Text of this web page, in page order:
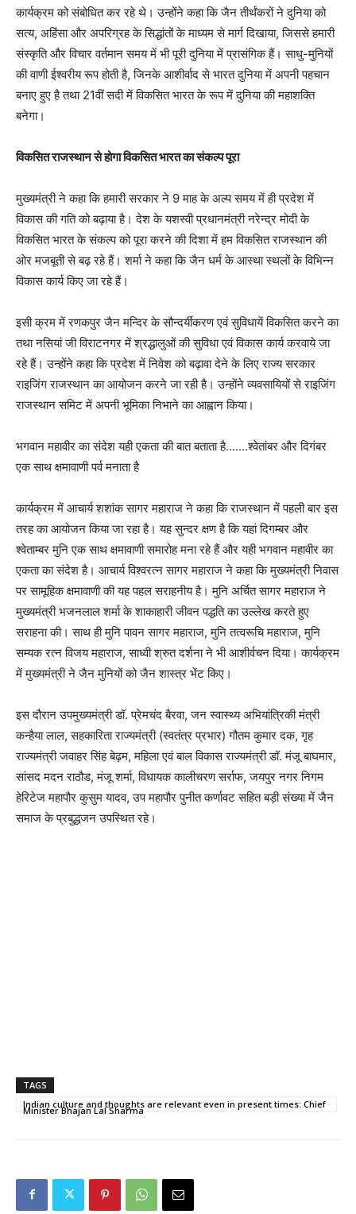
कार्यक्रम को संबोधित कर रहे थे। उन्होंने कहा कि जैन तीर्थंकरों ने दुनिया को
सत्य, अहिंसा और अपरिग्रह के सिद्धांतों के माध्यम से मार्ग दिखाया, जिससे हमारी
संस्कृति और विचार वर्तमान समय में भी पूरी दुनिया में प्रासंगिक हैं। साधु-मुनियों
की वाणी ईश्वरीय रूप होती है, जिनके आशीर्वाद से भारत दुनिया में अपनी पहचान
बनाए हुए है तथा 21वीं सदी में विकसित भारत के रूप में दुनिया की महाशक्ति
बनेगा।
विकसित राजस्थान से होगा विकसित भारत का संकल्प पूरा
मुख्यमंत्री ने कहा कि हमारी सरकार ने 9 माह के अल्प समय में ही प्रदेश में
विकास की गति को बढ़ाया है। देश के यशस्वी प्रधानमंत्री नरेन्द्र मोदी के
विकसित भारत के संकल्प को पूरा करने की दिशा में हम विकसित राजस्थान की
ओर मजबूती से बढ़ रहे हैं। शर्मा ने कहा कि जैन धर्म के आस्था स्थलों के विभिन्न
विकास कार्य किए जा रहे हैं।
इसी क्रम में रणकपुर जैन मन्दिर के सौन्दर्यीकरण एवं सुविधायें विकसित करने का
तथा नसियां जी विराटनगर में श्रद्धालुओं की सुविधा एवं विकास कार्य करवाये जा
रहे हैं। उन्होंने कहा कि प्रदेश में निवेश को बढ़ावा देने के लिए राज्य सरकार
राइजिंग राजस्थान का आयोजन करने जा रही है। उन्होंने व्यवसायियों से राइजिंग
राजस्थान समिट में अपनी भूमिका निभाने का आह्वान किया।
भगवान महावीर का संदेश यही एकता की बात बताता है…….श्वेतांबर और दिगंबर
एक साथ क्षमावाणी पर्व मनाता है
कार्यक्रम में आचार्य शशांक सागर महाराज ने कहा कि राजस्थान में पहली बार इस
तरह का आयोजन किया जा रहा है। यह सुन्दर क्षण है कि यहां दिगम्बर और
श्वेताम्बर मुनि एक साथ क्षमावाणी समारोह मना रहे हैं और यही भगवान महावीर का
एकता का संदेश है। आचार्य विश्वरत्न सागर महाराज ने कहा कि मुख्यमंत्री निवास
पर सामूहिक क्षमावाणी की यह पहल सराहनीय है। मुनि अर्चित सागर महाराज ने
मुख्यमंत्री भजनलाल शर्मा के शाकाहारी जीवन पद्धति का उल्लेख करते हुए
सराहना की। साथ ही मुनि पावन सागर महाराज, मुनि तत्वरूचि महाराज, मुनि
सम्यक रत्न विजय महाराज, साध्वी श्रुत दर्शना ने भी आशीर्वचन दिया। कार्यक्रम
में मुख्यमंत्री ने जैन मुनियों को जैन शास्त्र भेंट किए।
इस दौरान उपमुख्यमंत्री डॉ. प्रेमचंद बैरवा, जन स्वास्थ्य अभियांत्रिकी मंत्री
कन्हैया लाल, सहकारिता राज्यमंत्री (स्वतंत्र प्रभार) गौतम कुमार दक, गृह
राज्यमंत्री जवाहर सिंह बेढ़म, महिला एवं बाल विकास राज्यमंत्री डॉ. मंजू बाघमार,
सांसद मदन राठौड, मंजू शर्मा, विधायक कालीचरण सर्राफ, जयपुर नगर निगम
हेरिटेज महापौर कुसुम यादव, उप महापौर पुनीत कर्णावट सहित बड़ी संख्या में जैन
समाज के प्रबुद्धजन उपस्थित रहे।
TAGS
Indian culture and thoughts are relevant even in present times: Chief
Minister Bhajan Lal Sharma